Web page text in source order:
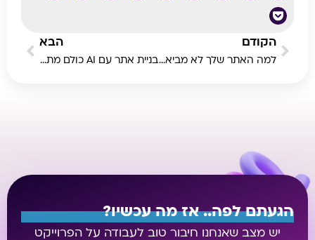
הקודם
למה האתר שלך לא מביא לידים – ואיך לתקן את זה
הבא
בניית אתר עם AI כולם מתחילים, מי מסיים?
הגעתם לפה.. אז מה עכשיו?
יש מצב שאנחנו חיבור טוב לעבודה על הפרוייקט